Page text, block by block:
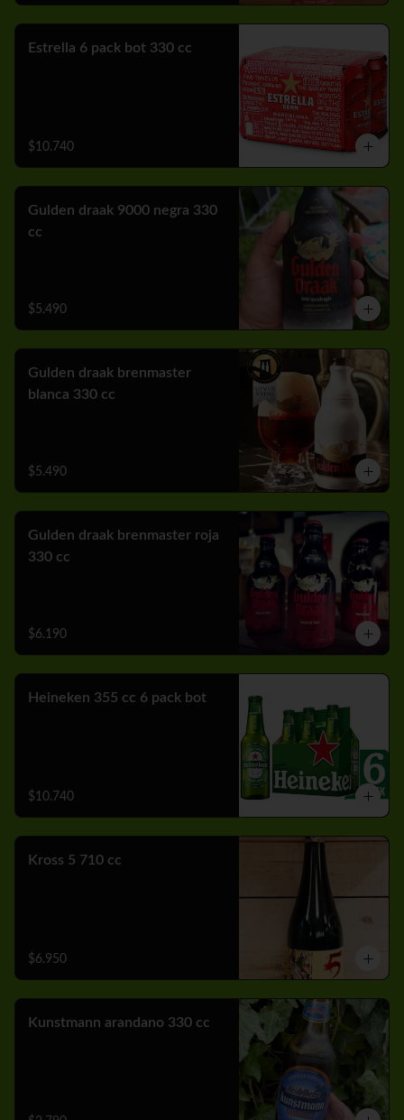
Estrella 6 pack bot 330 cc
$10.740
Gulden draak 9000 negra 330
cc
$5.490
Gulden draak brenmaster
blanca 330 cc
$5.490
Gulden draak brenmaster roja
330 cc
$6.190
Heineken 355 cc 6 pack bot
$10.740
Kross 5 710 cc
$6.950
Kunstmann arandano 330 cc